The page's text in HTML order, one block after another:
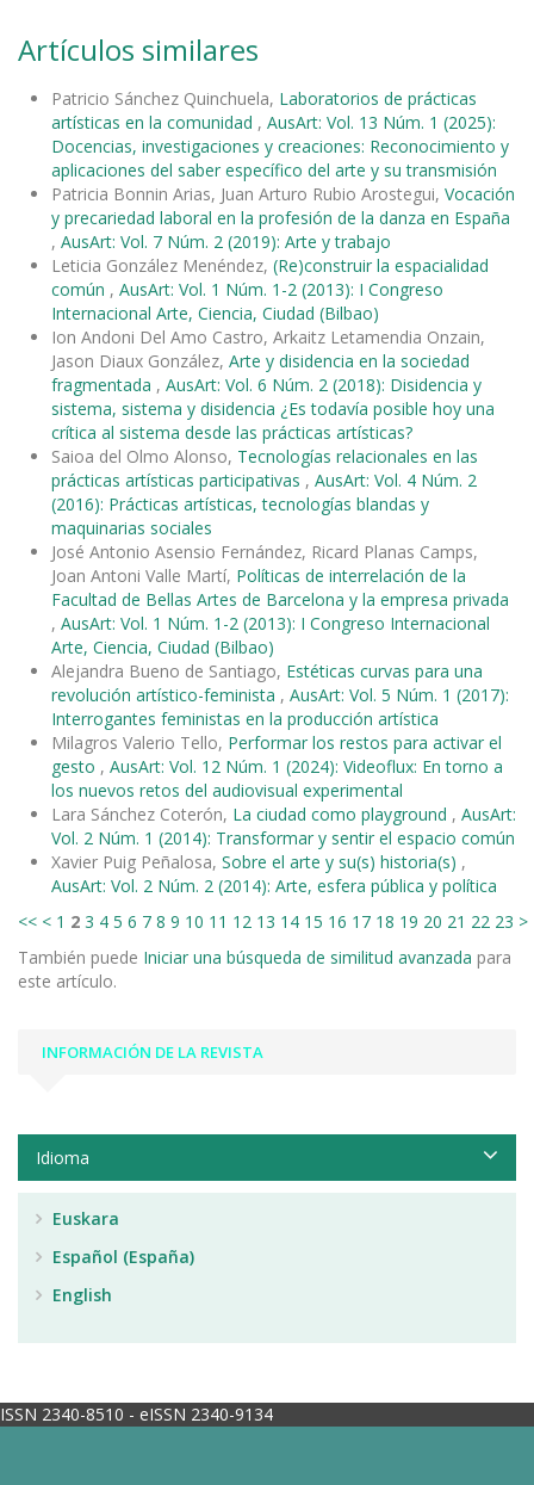
Artículos similares
Patricio Sánchez Quinchuela, Laboratorios de prácticas
artísticas en la comunidad , AusArt: Vol. 13 Núm. 1 (2025):
Docencias, investigaciones y creaciones: Reconocimiento y
aplicaciones del saber específico del arte y su transmisión
Patricia Bonnin Arias, Juan Arturo Rubio Arostegui, Vocación
y precariedad laboral en la profesión de la danza en España
, AusArt: Vol. 7 Núm. 2 (2019): Arte y trabajo
Leticia González Menéndez, (Re)construir la espacialidad
común , AusArt: Vol. 1 Núm. 1-2 (2013): I Congreso
Internacional Arte, Ciencia, Ciudad (Bilbao)
Ion Andoni Del Amo Castro, Arkaitz Letamendia Onzain,
Jason Diaux González, Arte y disidencia en la sociedad
fragmentada , AusArt: Vol. 6 Núm. 2 (2018): Disidencia y
sistema, sistema y disidencia ¿Es todavía posible hoy una
crítica al sistema desde las prácticas artísticas?
Saioa del Olmo Alonso, Tecnologías relacionales en las
prácticas artísticas participativas , AusArt: Vol. 4 Núm. 2
(2016): Prácticas artísticas, tecnologías blandas y
maquinarias sociales
José Antonio Asensio Fernández, Ricard Planas Camps,
Joan Antoni Valle Martí, Políticas de interrelación de la
Facultad de Bellas Artes de Barcelona y la empresa privada
, AusArt: Vol. 1 Núm. 1-2 (2013): I Congreso Internacional
Arte, Ciencia, Ciudad (Bilbao)
Alejandra Bueno de Santiago, Estéticas curvas para una
revolución artístico-feminista , AusArt: Vol. 5 Núm. 1 (2017):
Interrogantes feministas en la producción artística
Milagros Valerio Tello, Performar los restos para activar el
gesto , AusArt: Vol. 12 Núm. 1 (2024): Videoflux: En torno a
los nuevos retos del audiovisual experimental
Lara Sánchez Coterón, La ciudad como playground , AusArt:
Vol. 2 Núm. 1 (2014): Transformar y sentir el espacio común
Xavier Puig Peñalosa, Sobre el arte y su(s) historia(s) ,
AusArt: Vol. 2 Núm. 2 (2014): Arte, esfera pública y política
<< < 1 2 3 4 5 6 7 8 9 10 11 12 13 14 15 16 17 18 19 20 21 22 23 >
También puede Iniciar una búsqueda de similitud avanzada para
este artículo.
INFORMACIÓN DE LA REVISTA
Idioma
Euskara
Español (España)
English
ISSN 2340-8510 - eISSN 2340-9134